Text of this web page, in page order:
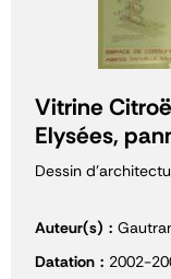
Vitrine
Elysées,
Dessin
Auteur(s)
Datation
2002-